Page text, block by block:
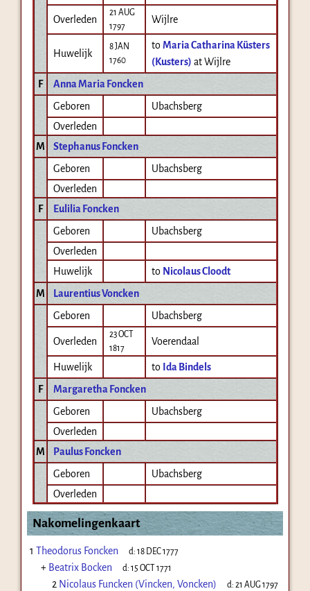
Overleden
21 AUG
1797
Wijlre
Huwelijk
8 JAN
1760
toMaria Catharina Küsters
(Kusters) at Wijlre
F
Anna Maria Foncken
Geboren
Ubachsberg
Overleden
M
Stephanus Foncken
Geboren
Ubachsberg
Overleden
F
Eulilia Foncken
Geboren
Ubachsberg
Overleden
Huwelijk
to Nicolaus Cloodt
M
Laurentius Voncken
Geboren
Ubachsberg
Overleden
23 OCT
1817
Voerendaal
Huwelijk to Ida Bindels
F
Margaretha Foncken
Geboren
Ubachsberg
Overleden
M
Paulus Foncken
Geboren
Ubachsberg
Overleden
Nakomelingenkaart
1 Theodorus Foncken d:18 DEC 1777
+ Beatrix Bocken d:15 OCT 1771
2 Nicolaus Funcken (Vincken, Voncken) d:21 AUG 1797